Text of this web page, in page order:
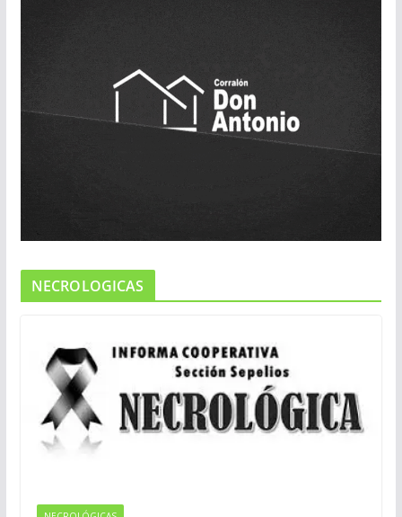
NECROLOGICAS